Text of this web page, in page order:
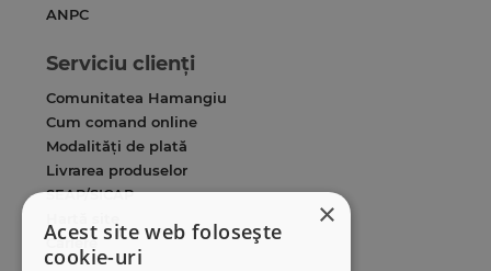
×
Acest site web folosește
cookie-uri
ANPC
Serviciu clienți
Comunitatea Hamangiu
Cum comand online
Modalități de plată
Livrarea produselor
SEAP/SICAP
Cariere